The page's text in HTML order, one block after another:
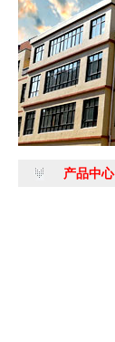
产品中心